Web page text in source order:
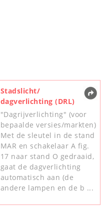
Stadslicht/
dagverlichting (DRL)
"Dagrijverlichting" (voor
bepaalde versies/markten)
Met de sleutel in de stand
MAR en schakelaar A fig.
17 naar stand O gedraaid,
gaat de dagverlichting
automatisch aan (de
andere lampen en de b ...